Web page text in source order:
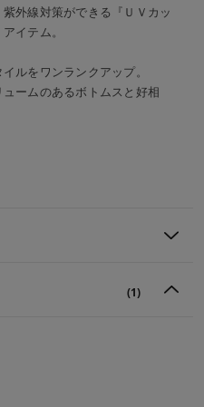
外線対策ができる『ＵＶカッ
イテム。
ルをワンランクアップ。
ームのあるボトムスと好相
(1)